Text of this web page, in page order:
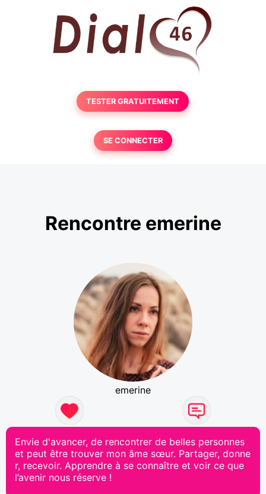
TESTER GRATUITEMENT
SE CONNECTER
Rencontre emerine
emerine
Envie d'avancer, de rencontrer de belles personnes
et peut être trouver mon âme sœur. Partager, donne
r, recevoir. Apprendre à se connaître et voir ce que
l’avenir nous réserve !